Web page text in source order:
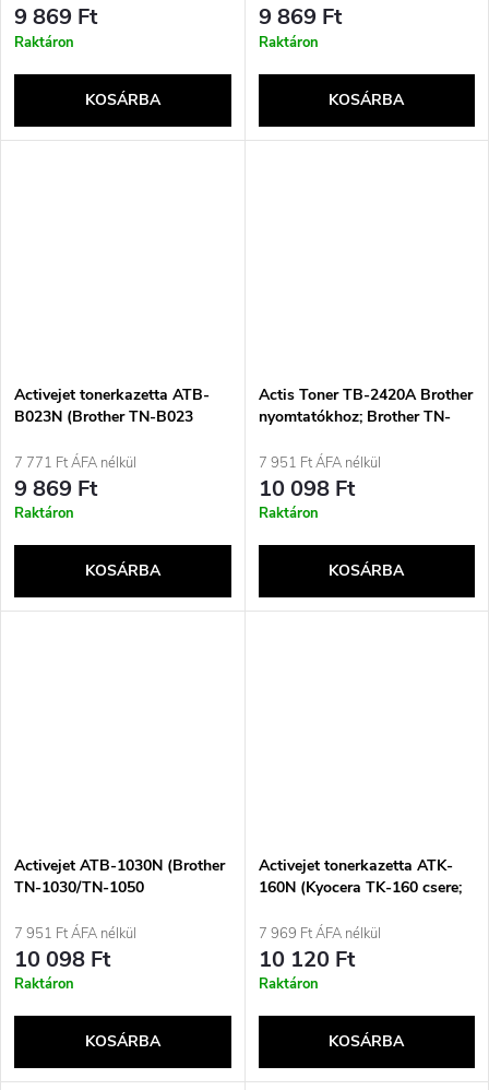
9 869 Ft
Raktáron
KOSÁRBA
9 869 Ft
Raktáron
KOSÁRBA
Activejet tonerkazetta ATB-
B023N (Brother TN-B023
oldal; fekete)
7 771 Ft ÁFA nélkül
9 869 Ft
Raktáron
KOSÁRBA
Actis Toner TB-2420A Brother
nyomtatókhoz; Brother TN-
3000 oldal; fekete)
7 951 Ft ÁFA nélkül
10 098 Ft
Raktáron
KOSÁRBA
Activejet ATB-1030N (Brother
TN-1030/TN-1050
oldal; fekete)
7 951 Ft ÁFA nélkül
10 098 Ft
Raktáron
KOSÁRBA
Activejet tonerkazetta ATK-
160N (Kyocera TK-160 csere;
7 969 Ft ÁFA nélkül
10 120 Ft
Raktáron
KOSÁRBA